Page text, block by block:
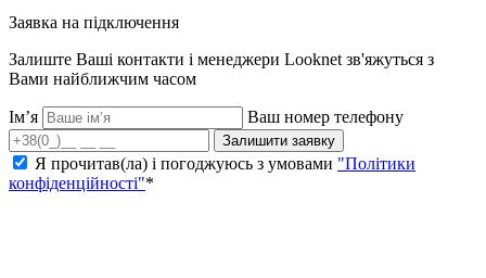
Заявка на підключення
Залиште Ваші контакти і менеджери Looknet зв'яжуться з
Вами найближчим часом
Ім’я Ваш номер телефону
Залишити заявку
Я прочитав(ла) і погоджуюсь з умовами "Політики
конфіденційності"*